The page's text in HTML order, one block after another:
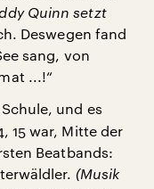
Quinn setzt
Deswegen fand
sang, von
...!“
und es
15 war, Mitte der
Beatbands:
(Musik